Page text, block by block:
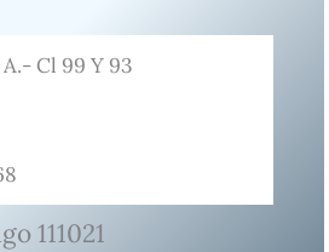
Cl 99 Y 93
111021